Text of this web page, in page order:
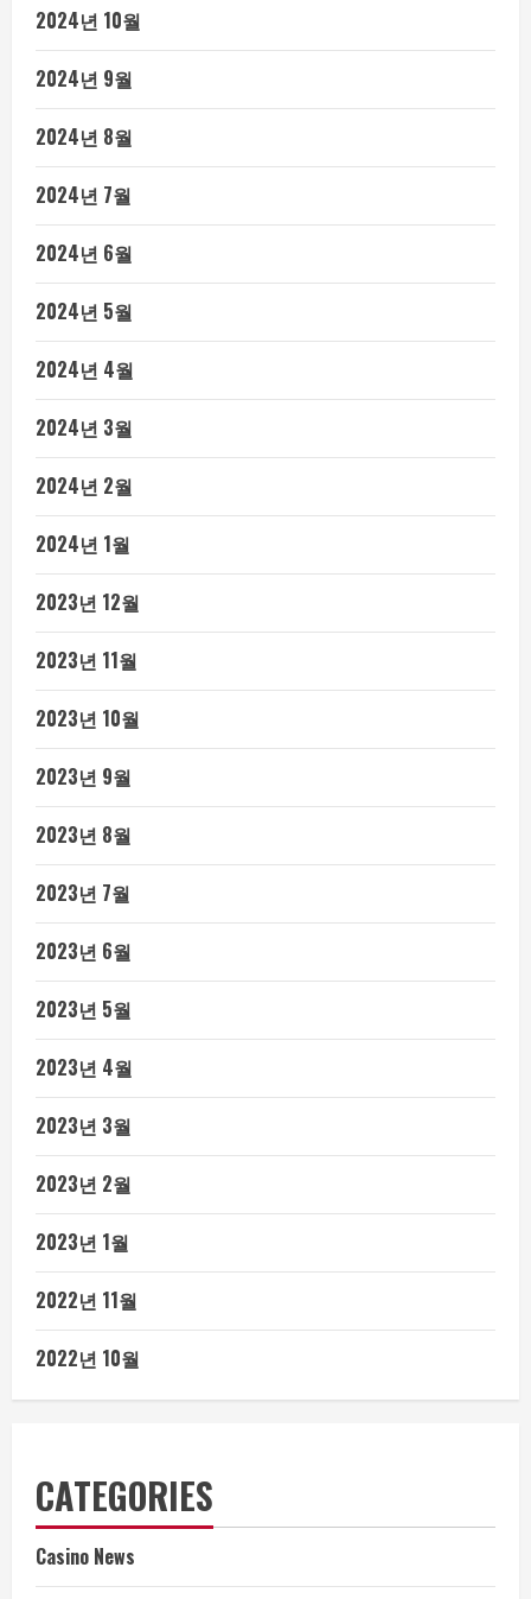
2024년 10월
2024년 9월
2024년 8월
2024년 7월
2024년 6월
2024년 5월
2024년 4월
2024년 3월
2024년 2월
2024년 1월
2023년 12월
2023년 11월
2023년 10월
2023년 9월
2023년 8월
2023년 7월
2023년 6월
2023년 5월
2023년 4월
2023년 3월
2023년 2월
2023년 1월
2022년 11월
2022년 10월
CATEGORIES
Casino News